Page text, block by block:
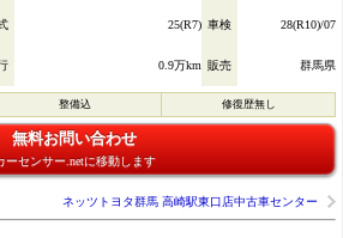
25(R7) 車検 28(R10)/07
0.9万km 販売 群馬県
整備込 修復歴無し
無料お問い合わせ
ーセンサー.netに移動します
ネッツトヨタ群馬 高崎駅東口店中古車センター